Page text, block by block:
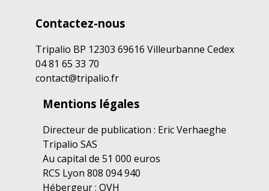
Contactez-nous
Tripalio BP 12303 69616 Villeurbanne Cedex
04 81 65 33 70
contact@tripalio.fr
Mentions légales
Directeur de publication : Eric Verhaeghe
Tripalio SAS
Au capital de 51 000 euros
RCS Lyon 808 094 940
Hébergeur : OVH